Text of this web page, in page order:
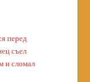
перед
съел
и сломал